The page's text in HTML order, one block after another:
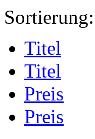
Sortierung:
Titel
Titel
Preis
Preis